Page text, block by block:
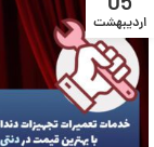
اردیبهشت